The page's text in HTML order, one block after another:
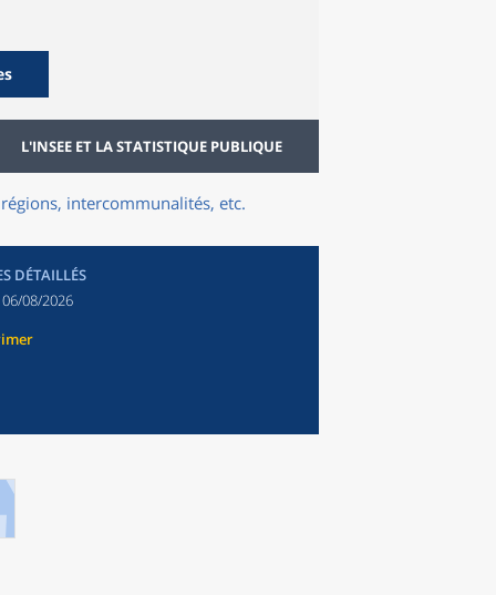
L'INSEE ET LA STATISTIQUE PUBLIQUE
intercommunalités, etc.
DÉTAILLÉS
06/08/2026